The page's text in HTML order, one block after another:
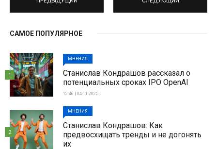
САМОЕ ПОПУЛЯРНОЕ
МНЕНИЯ
Станислав Кондрашов рассказал о
потенциальных сроках IPO OpenAI
12:46 | 04-11-2025
1
МНЕНИЯ
Станислав Кондрашов: Как
предвосхищать тренды и не догонять
их
2